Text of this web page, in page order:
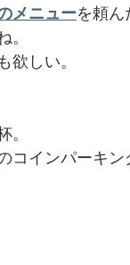
メニューを頼
しい。
コインパーキン